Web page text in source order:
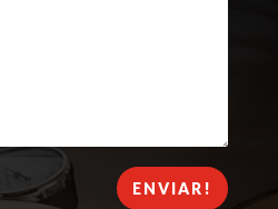
ENVIAR!